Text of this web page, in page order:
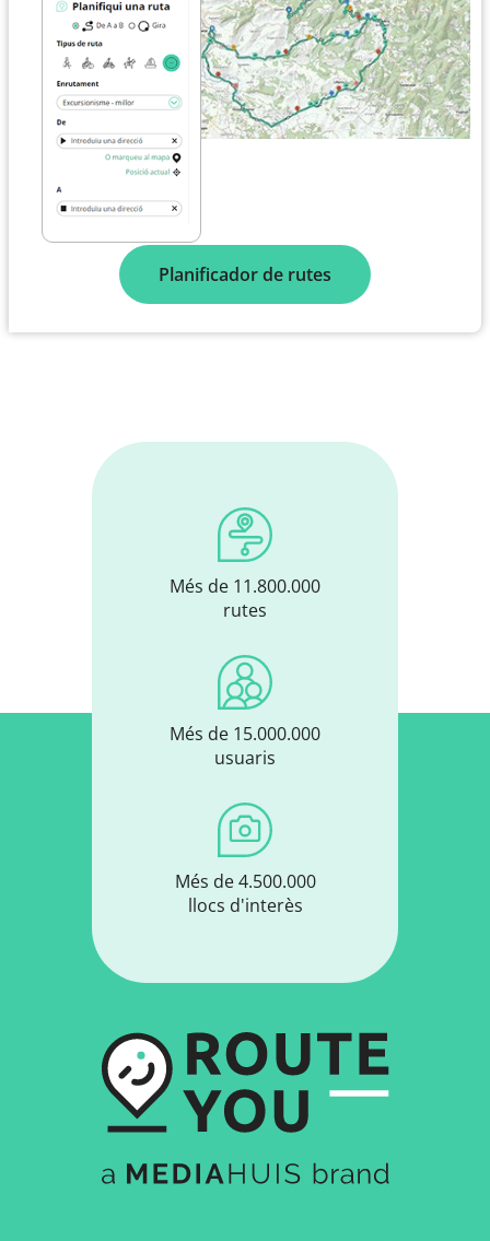
Planificador de rutes
Més de 11.800.000
rutes
Més de 15.000.000
usuaris
Més de 4.500.000
llocs d'interès